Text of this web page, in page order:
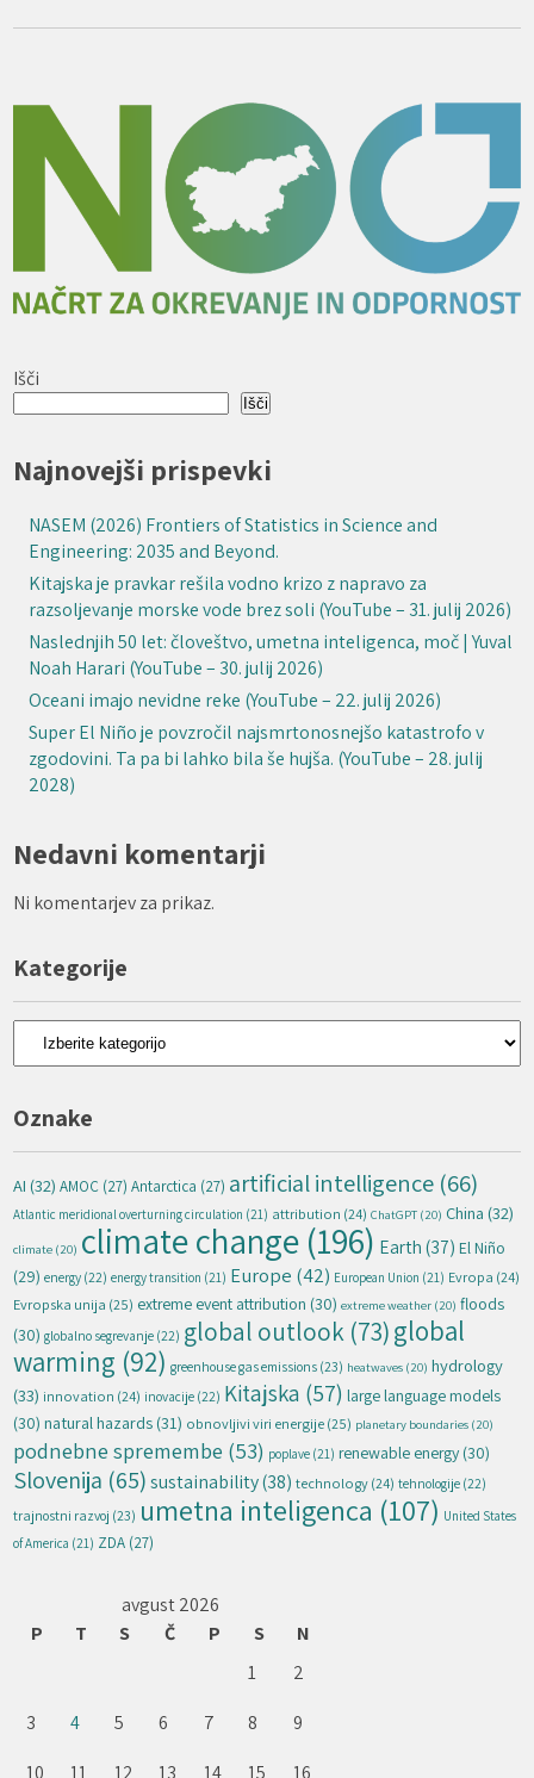
Išči
Išči
Najnovejši prispevki
NASEM (2026) Frontiers of Statistics in Science and
Engineering: 2035 and Beyond.
Kitajska je pravkar rešila vodno krizo z napravo za
razsoljevanje morske vode brez soli (YouTube – 31. julij 2026)
Naslednjih 50 let: človeštvo, umetna inteligenca, moč | Yuval
Noah Harari (YouTube – 30. julij 2026)
Oceani imajo nevidne reke (YouTube – 22. julij 2026)
Super El Niño je povzročil najsmrtonosnejšo katastrofo v
zgodovini. Ta pa bi lahko bila še hujša. (YouTube – 28. julij
2028)
Nedavni komentarji
Ni komentarjev za prikaz.
Kategorije
Kategorije
Oznake
AI (32) AMOC (27) Antarctica (27) artificial intelligence (66)
Atlantic meridional overturning circulation (21) attribution (24) ChatGPT (20) China (32)
climate (20) climate change (196) Earth (37) El Niño
(29) energy (22) energy transition (21) Europe (42) European Union (21) Evropa (24)
Evropska unija (25) extreme event attribution (30) extreme weather (20) floods
(30) globalno segrevanje (22) global outlook (73)global
warming (92) greenhouse gas emissions (23) heatwaves (20) hydrology
(33) innovation (24) inovacije (22) Kitajska (57) large language models
(30) natural hazards (31) obnovljivi viri energije(25) planetary boundaries (20)
podnebne spremembe (53) poplave (21) renewable energy (30)
Slovenija (65) sustainability(38) technology(24) tehnologije (22)
trajnostni razvoj (23) umetna inteligenca (107) United States
of America (21) ZDA (27)
avgust 2026
P
T S Č P S
N
1
2
3
4 5 6 7 8
9
10
11 12 13 14 15 16